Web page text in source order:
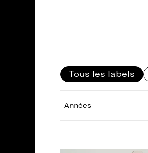
Categories
Tous les labels